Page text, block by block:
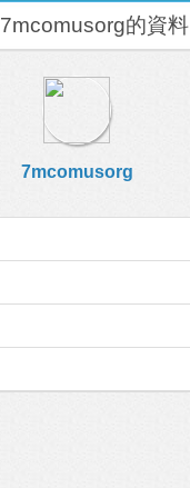
7mcomusorg的資料
7mcomusorg